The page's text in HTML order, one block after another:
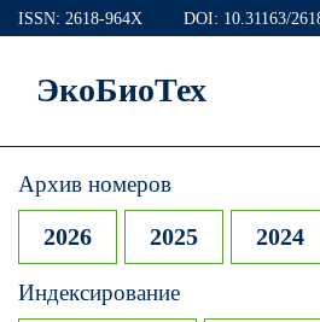
ISSN: 2618-964X DOI: 10.31163/
ЭкоБиоТех
Архив номеров
2026 2025 2024
Индексирование